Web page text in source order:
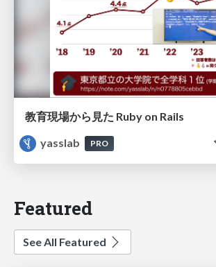
教育現場から見た Ruby on Rails
yasslab
PRO
Featured
See All Featured